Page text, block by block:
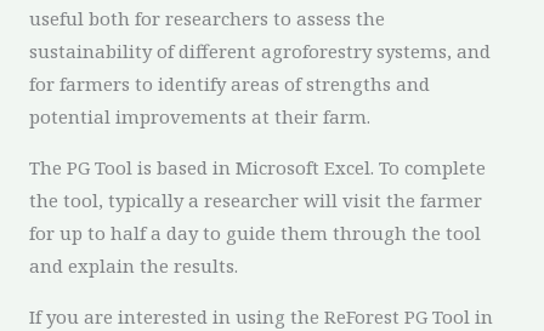
useful both for researchers to assess the
sustainability of different agroforestry systems, and
for farmers to identify areas of strengths and
potential improvements at their farm.
The PG Tool is based in Microsoft Excel. To complete
the tool, typically a researcher will visit the farmer
for up to half a day to guide them through the tool
and explain the results.
If you are interested in using the ReForest PG Tool in